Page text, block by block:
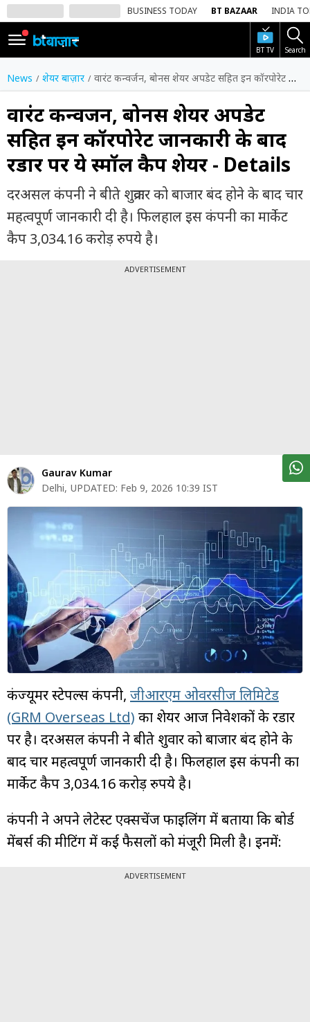
BUSINESS TODAY BT BAZAAR INDIA
BT TV Search
SIGN
IN
Dark
Mode
होम
शेयर
बाज़ार
वीडियो
ट्रेंडिंग
शेयर
बाज़ार
बिजनेस
न्यूज
वीडियो
म्यूचुअल
फंड
News शेयर बाज़ार वारंट कन्वर्जन, बोनस शेयर अपडेट सहित इन कॉरपोरेट जानकारी के बाद रडार पर ये स्मॉल कैप शेयर - Details
वारंट कन्वर्जन, बोनस शेयर अपडेट
सहित इन कॉरपोरेट जानकारी के बाद
रडार पर ये स्मॉल कैप शेयर - Details
दरअसल कंपनी ने बीते शुक्रवार को बाजार बंद होने के बाद चार
महत्वपूर्ण जानकारी दी है। फिलहाल इस कंपनी का मार्केट
कैप 3,034.16 करोड़ रुपये है।
ADVERTISEMENT
Gaurav Kumar
Delhi, UPDATED: Feb 9, 2026 10:39 IST
कंज्यूमर स्टेपल्स कंपनी, जीआरएम ओवरसीज लिमिटेड
(GRM Overseas Ltd) का शेयर आज निवेशकों के रडार
पर है। दरअसल कंपनी ने बीते शुक्रवार को बाजार बंद होने के
बाद चार महत्वपूर्ण जानकारी दी है। फिलहाल इस कंपनी का
मार्केट कैप 3,034.16 करोड़ रुपये है।
कंपनी ने अपने लेटेस्ट एक्सचेंज फाइलिंग में बताया कि बोर्ड
मेंबर्स की मीटिंग में कई फैसलों को मंजूरी मिली है। इनमें:
ADVERTISEMENT